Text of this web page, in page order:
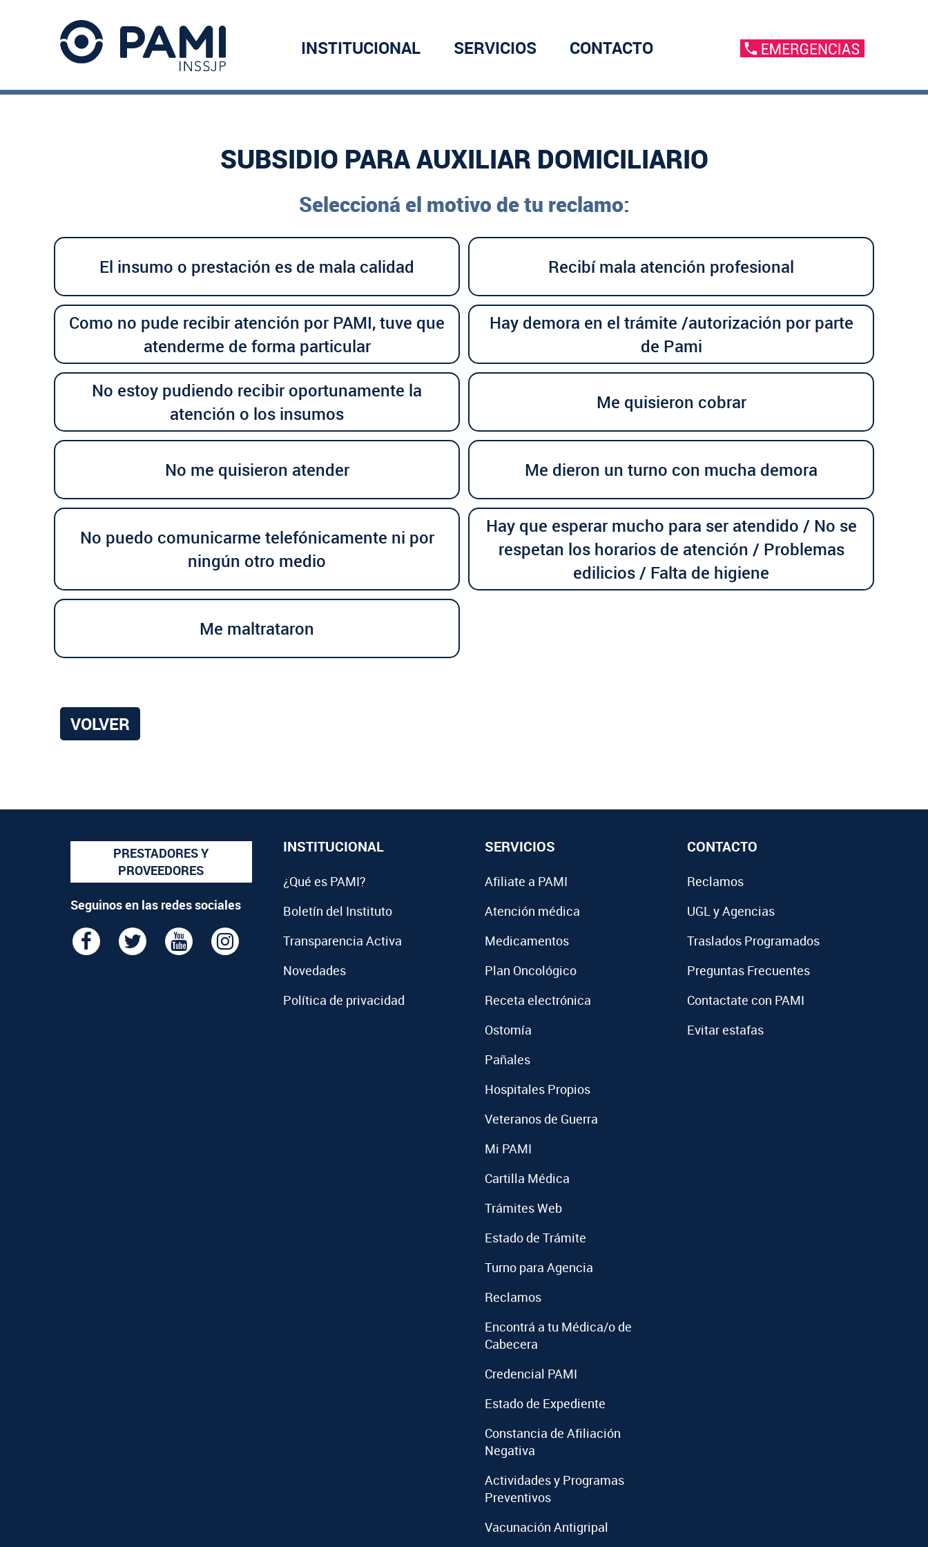
INSTITUCIONAL SERVICIOS CONTACTO
SUBSIDIO PARA AUXILIAR DOMICILIARIO
Seleccioná el motivo de tu reclamo:
El insumo o prestación es de mala calidad Recibí mala atención profesional
Como no pude recibir atención por PAMI, tuve que
atenderme de forma particular
Hay demora en el trámite /autorización por parte
de Pami
No estoy pudiendo recibir oportunamente la
atención o los insumos
Me quisieron cobrar
No me quisieron atender Me dieron un turno con mucha demora
No puedo comunicarme telefónicamente ni por
ningún otro medio
Hay que esperar mucho para ser atendido / No se
respetan los horarios de atención / Problemas
edilicios / Falta de higiene
Me maltrataron
VOLVER
PRESTADORES Y
PROVEEDORES
Seguinos en las redes sociales
INSTITUCIONAL
¿Qué es PAMI?
Boletín del Instituto
Transparencia Activa
Novedades
Política de privacidad
SERVICIOS
Afiliate a PAMI
Atención médica
Medicamentos
Plan Oncológico
Receta electrónica
Ostomía
Pañales
Hospitales Propios
Veteranos de Guerra
Mi PAMI
Cartilla Médica
Trámites Web
Estado de Trámite
Turno para Agencia
Reclamos
Encontrá a tu Médica/o de
Cabecera
Credencial PAMI
Estado de Expediente
Constancia de Afiliación
Negativa
Actividades y Programas
Preventivos
Vacunación Antigripal
CONTACTO
Reclamos
UGL y Agencias
Traslados Programados
Preguntas Frecuentes
Contactate con PAMI
Evitar estafas